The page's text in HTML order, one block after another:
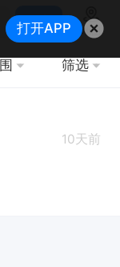
搜索
地图
筛选
10天前
打开APP